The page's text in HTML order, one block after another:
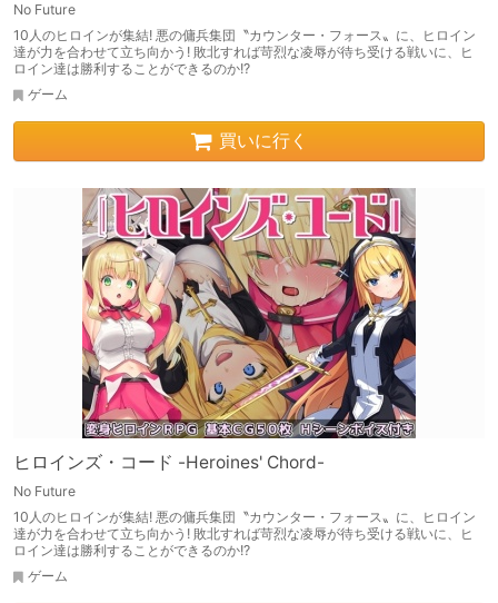
No Future
10人のヒロインが集結! 悪の傭兵集団〝カウンター・フォース〟に、ヒロイン
達が力を合わせて立ち向かう! 敗北すれば苛烈な凌辱が待ち受ける戦いに、ヒ
ロイン達は勝利することができるのか!?
ゲーム
買いに行く
ヒロインズ・コード -Heroines' Chord-
No Future
10人のヒロインが集結! 悪の傭兵集団〝カウンター・フォース〟に、ヒロイン
達が力を合わせて立ち向かう! 敗北すれば苛烈な凌辱が待ち受ける戦いに、ヒ
ロイン達は勝利することができるのか!?
ゲーム